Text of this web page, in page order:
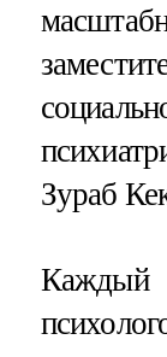
Зураб
Каждый